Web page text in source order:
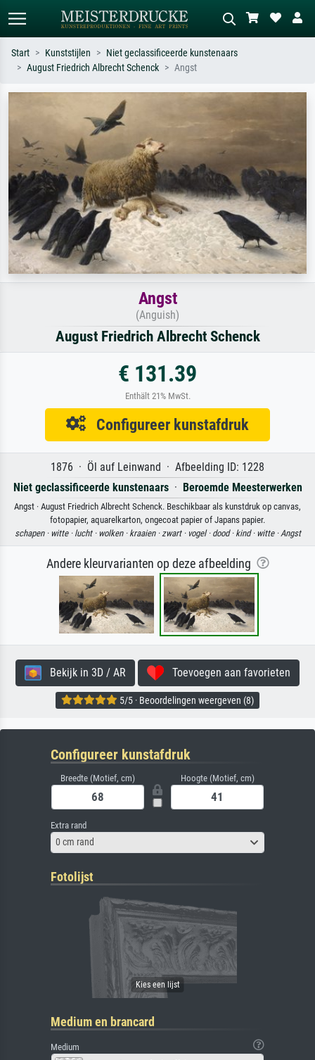
Zoek op kunstenaar, titel of stijl – bijv.
Monet, Sterrennacht, impressionisme,
Hokusai-golf, naakt.
weide, abstract met veel rood, donker
olieverfschilderij, staand naakt naast
Start Kunststijlen
Niet geclassificeerde kunstenaars
August Friedrich Albrecht Schenck
Angst
Angst
(Anguish)
August Friedrich Albrecht Schenck
€ 131.39
Enthält 21% MwSt.
Configureer kunstafdruk
1876 · Öl auf Leinwand · Afbeelding ID: 1228
Niet geclassificeerde kunstenaars· Beroemde Meesterwerken
Angst · August Friedrich Albrecht Schenck. Beschikbaar als kunstdruk op canvas,
fotopapier, aquarelkarton, ongecoat papier of Japans papier.
schapen · witte · lucht · wolken · kraaien · zwart · vogel · dood · kind · witte · Angst
Andere kleurvarianten op deze afbeelding
Bekijk in 3D / AR Toevoegen aan favorieten
5/5 · Beoordelingen weergeven (8)
Configureer kunstafdruk
Breedte (Motief, cm) Hoogte (Motief, cm)
Extra rand
0 cm rand
Fotolijst
Medium en brancard
Medium